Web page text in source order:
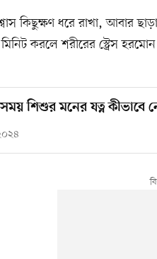
কিছুক্ষণ ধরে রাখা, আবার
করলে শরীরের স্ট্রেস
শিশুর মনের যত্ন কীভাবে